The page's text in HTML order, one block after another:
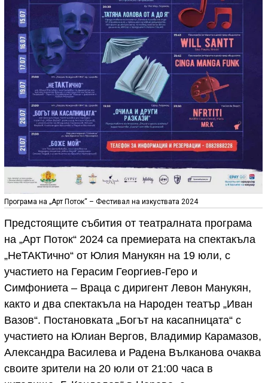
Програма на „Арт Поток“ – Фестивал на изкуствата 2024
Предстоящите събития от театралната програма
на „Арт Поток“ 2024 са премиерата на спектакъла
„НеТАКТично“ от Юлия Манукян на 19 юли, с
участието на Герасим Георгиев-Геро и
Симфониета – Враца с диригент Левон Манукян,
както и два спектакъла на Народен театър „Иван
Вазов“. Постановката „Богът на касапницата“ с
участието на Юлиан Вергов, Владимир Карамазов,
Александра Василева и Радена Вълканова очаква
своите зрители на 20 юли от 21:00 часа в